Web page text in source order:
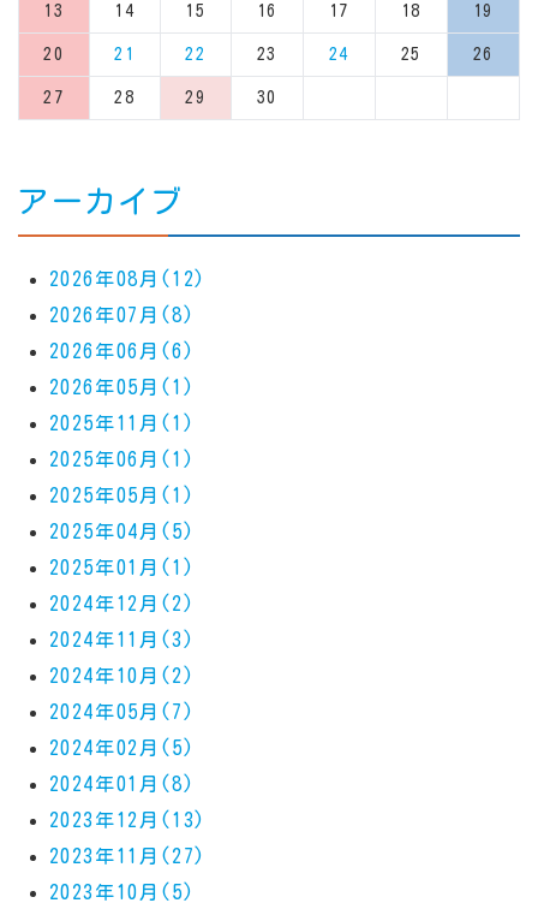
13 14 15 16 17 18 19
20 21 22 23 24 25 26
27 28 29 30
アーカイブ
2026年08月(12)
2026年07月(8)
2026年06月(6)
2026年05月(1)
2025年11月(1)
2025年06月(1)
2025年05月(1)
2025年04月(5)
2025年01月(1)
2024年12月(2)
2024年11月(3)
2024年10月(2)
2024年05月(7)
2024年02月(5)
2024年01月(8)
2023年12月(13)
2023年11月(27)
2023年10月(5)